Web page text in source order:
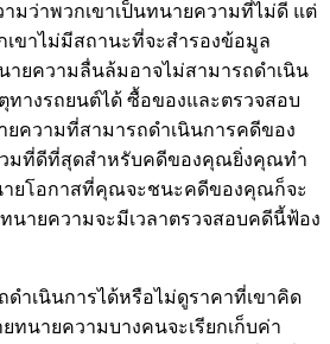
มว่าพวกเขาเป็นทนายความที่ไม่ดี แต่
ขาไม่มีสถานะที่จะสำรองข้อมูล
ายความลื่นล้มอาจไม่สามารถดำเนิน
ทางรถยนต์ได้ ซื้อของและตรวจสอบ
ความที่สามารถดำเนินการคดีของ
มที่ดีที่สุดสำหรับคดีของคุณยิ่งคุณทำ
ายโอกาสที่คุณจะชนะคดีของคุณก็จะ
นายความจะมีเวลาตรวจสอบคดีนี้ฟ้อง
ดำเนินการได้หรือไม่ดูราคาที่เขาคิด
ทนายความบางคนจะเรียกเก็บค่า